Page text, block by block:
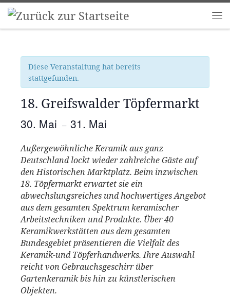
Zum Inhalt springen
Diese Veranstaltung hat bereits
stattgefunden.
18. Greifswalder Töpfermarkt
30. Mai –31. Mai
Außergewöhnliche Keramik aus ganz
Deutschland lockt wieder zahlreiche Gäste auf
den Historischen Marktplatz. Beim inzwischen
18. Töpfermarkt erwartet sie ein
abwechslungsreiches und hochwertiges Angebot
aus dem gesamten Spektrum keramischer
Arbeitstechniken und Produkte. Über 40
Keramikwerkstätten aus dem gesamten
Bundesgebiet präsentieren die Vielfalt des
Keramik-und Töpferhandwerks. Ihre Auswahl
reicht von Gebrauchsgeschirr über
Gartenkeramik bis hin zu künstlerischen
Objekten.